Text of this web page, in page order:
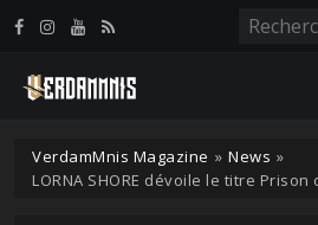
VerdamMnis Magazine » News »
LORNA SHORE dévoile le titre Prison
Panneau de gestion des cookies